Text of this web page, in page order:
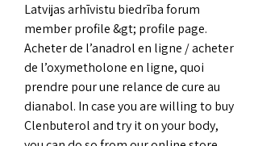
Latvijas arhīvistu biedrība forum
member profile &gt; profile page.
Acheter de l’anadrol en ligne / acheter
de l’oxymetholone en ligne, quoi
prendre pour une relance de cure au
dianabol. In case you are willing to buy
Clenbuterol and try it on your body,